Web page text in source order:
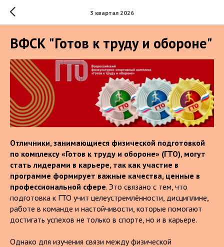
3 квартал 2026
ВФСК "Готов к труду и обороне"
Отличники, занимающиеся физической подготовкой
по комплексу «Готов к труду и обороне» (ГТО), могут
стать лидерами в карьере, так как участие в
программе формирует важные качества, ценные в
профессиональной сфере. Это связано с тем, что
подготовка к ГТО учит целеустремлённости, дисциплине,
работе в команде и настойчивости, которые помогают
достигать успехов не только в спорте, но и в карьере.
Однако для изучения связи между физической